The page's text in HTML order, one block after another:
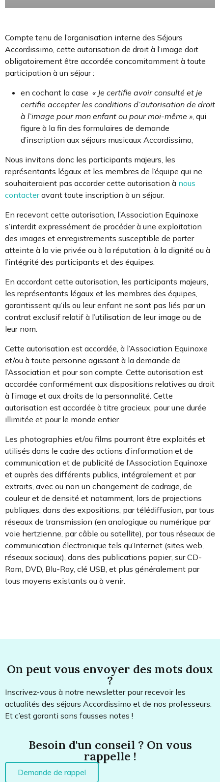
Compte tenu de l’organisation interne des Séjours
Accordissimo, cette autorisation de droit à l’image doit
obligatoirement être accordée concomitamment à toute
participation à un séjour :
en cochant la case « Je certifie avoir consulté et je
certifie accepter les conditions d’autorisation de droit
à l’image pour mon enfant ou pour moi-même » , qui
figure à la fin des formulaires de demande
d’inscription aux séjours musicaux Accordissimo,
Nous invitons donc les participants majeurs, les
représentants légaux et les membres de l’équipe qui ne
souhaiteraient pas accorder cette autorisation à nous
contacteravant toute inscription à un séjour.
En recevant cette autorisation, l’Association Equinoxe
s’interdit expressément de procéder à une exploitation
des images et enregistrements susceptible de porter
atteinte à la vie privée ou à la réputation, à la dignité ou à
l’intégrité des participants et des équipes.
En accordant cette autorisation, les participants majeurs,
les représentants légaux et les membres des équipes,
garantissent qu’ils ou leur enfant ne sont pas liés par un
contrat exclusif relatif à l’utilisation de leur image ou de
leur nom.
Cette autorisation est accordée, à l’Association Equinoxe
et/ou à toute personne agissant à la demande de
l’Association et pour son compte. Cette autorisation est
accordée conformément aux dispositions relatives au droit
à l’image et aux droits de la personnalité. Cette
autorisation est accordée à titre gracieux, pour une durée
illimitée et pour le monde entier.
Les photographies et/ou films pourront être exploités et
utilisés dans le cadre des actions d’information et de
communication et de publicité de l’Association Equinoxe
et auprès des différents publics, intégralement et par
extraits, avec ou non un changement de cadrage, de
couleur et de densité et notamment, lors de projections
publiques, dans des expositions, par télédiffusion, par tous
réseaux de transmission (en analogique ou numérique par
voie hertzienne, par câble ou satellite), par tous réseaux de
communication électronique tels qu’Internet (sites web,
réseaux sociaux), dans des publications papier, sur CD-
Rom, DVD, Blu-Ray, clé USB, et plus généralement par
tous moyens existants ou à venir.
On peut vous envoyer des mots doux
?
Inscrivez-vous à notre newsletter pour recevoir les
actualités des séjours Accordissimo et de nos professeurs.
Et c’est garanti sans fausses notes !
Besoin d'un conseil ? On vous
rappelle !
Demande de rappel